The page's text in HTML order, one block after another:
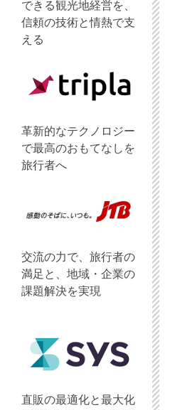
できる観光地経営を、
信頼の技術と情熱で支
える
革新的なテクノロジー
で最高のおもてなしを
旅行者へ
交流の力で、旅行者の
満足と、地域・企業の
課題解決を実現
直販の最適化と最大化